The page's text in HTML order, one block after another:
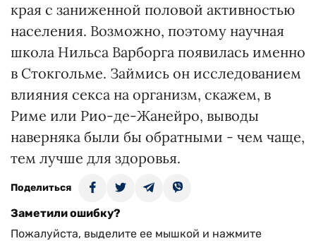
края с заниженной половой активностью
населения. Возможно, поэтому научная
школа Нильса Варборга появилась именно
в Стокгольме. Займись он исследованием
влияния секса на организм, скажем, в
Риме или Рио-де-Жанейро, выводы
наверняка были бы обратными - чем чаще,
тем лучше для здоровья.
Поделиться
Заметили ошибку?
Пожалуйста, выделите ее мышкой и нажмите